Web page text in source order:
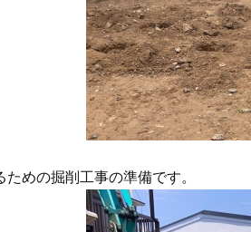
めの掘削工事の準備です。